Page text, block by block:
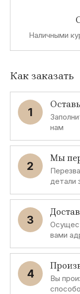
Наличными
Как заказать
1
нам
2
Мы
детали
3
вами
4
Вы